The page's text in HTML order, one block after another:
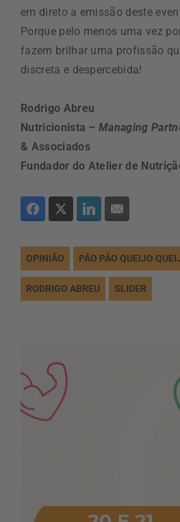
em direto a emissão deste
Porque pelo menos uma vez
fazem brilhar uma profissão
discreta e despercebida!
Rodrigo Abreu
Nutricionista –Managing
& Associados
Fundador do Atelier de
OPINIÃO PÃO PÃO QUEIJO
RODRIGO ABREU SLIDER